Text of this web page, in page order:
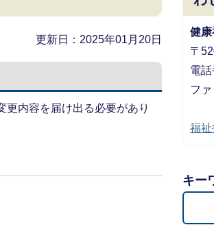
更新日：2025年01月20日
内容を届け出る必要があり
健
〒
電
フ
福祉
キー